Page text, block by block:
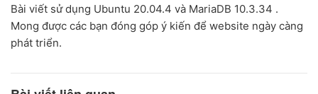
Bài viết sử dụng Ubuntu 20.04.4 và MariaDB 10.3.34 .
Mong được các bạn đóng góp ý kiến để website ngày càng
phát triển.